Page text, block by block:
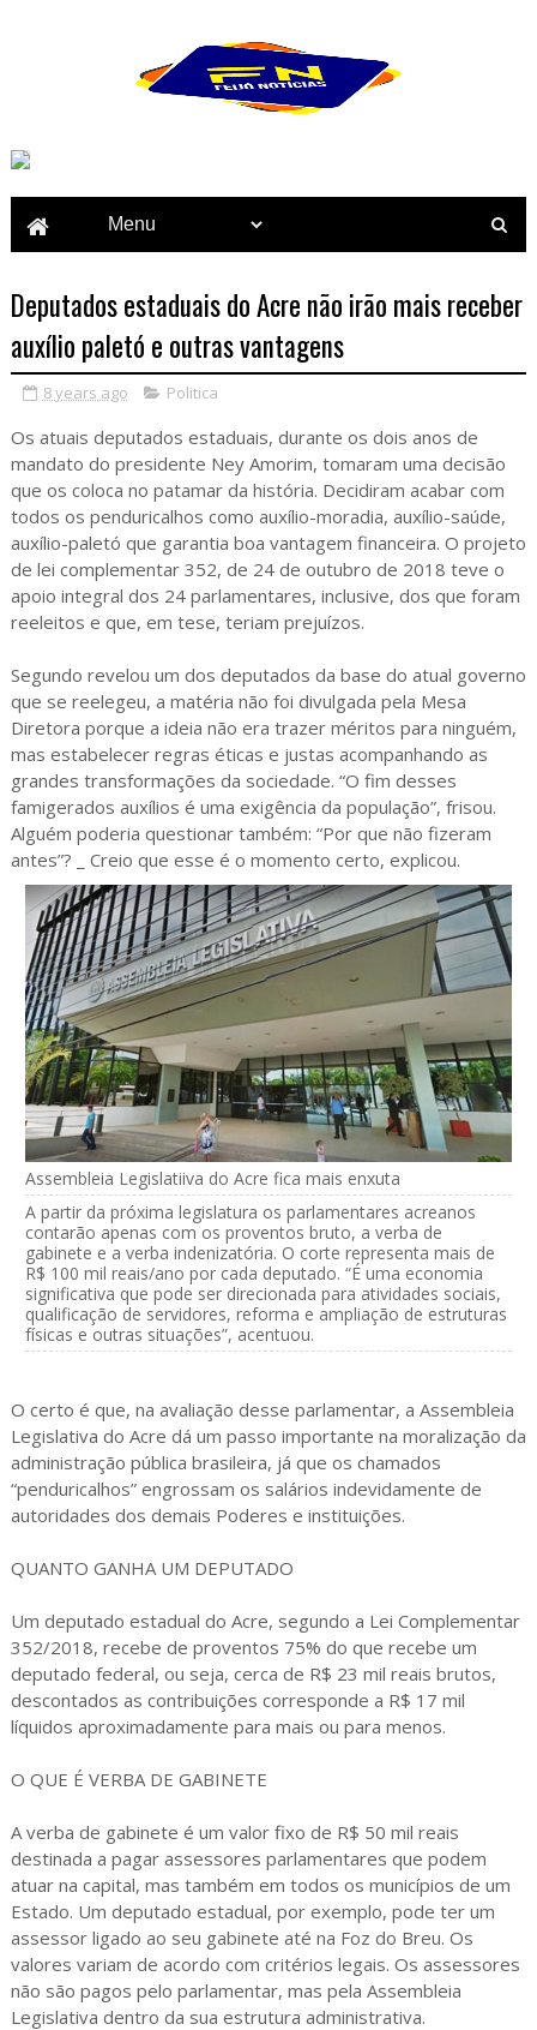
Deputados estaduais do Acre não irão mais receber
auxílio paletó e outras vantagens
8 years ago Politica
Os atuais deputados estaduais, durante os dois anos de
mandato do presidente Ney Amorim, tomaram uma decisão
que os coloca no patamar da história. Decidiram acabar com
todos os penduricalhos como auxílio-moradia, auxílio-saúde,
auxílio-paletó que garantia boa vantagem financeira. O projeto
de lei complementar 352, de 24 de outubro de 2018 teve o
apoio integral dos 24 parlamentares, inclusive, dos que foram
reeleitos e que, em tese, teriam prejuízos.
Segundo revelou um dos deputados da base do atual governo
que se reelegeu, a matéria não foi divulgada pela Mesa
Diretora porque a ideia não era trazer méritos para ninguém,
mas estabelecer regras éticas e justas acompanhando as
grandes transformações da sociedade. “O fim desses
famigerados auxílios é uma exigência da população”, frisou.
Alguém poderia questionar também: “Por que não fizeram
antes”? _ Creio que esse é o momento certo, explicou.
Assembleia Legislatiiva do Acre fica mais enxuta
A partir da próxima legislatura os parlamentares acreanos
contarão apenas com os proventos bruto, a verba de
gabinete e a verba indenizatória. O corte representa mais de
R$ 100 mil reais/ano por cada deputado. “É uma economia
significativa que pode ser direcionada para atividades sociais,
qualificação de servidores, reforma e ampliação de estruturas
físicas e outras situações”, acentuou.
O certo é que, na avaliação desse parlamentar, a Assembleia
Legislativa do Acre dá um passo importante na moralização da
administração pública brasileira, já que os chamados
“penduricalhos” engrossam os salários indevidamente de
autoridades dos demais Poderes e instituições.
QUANTO GANHA UM DEPUTADO
Um deputado estadual do Acre, segundo a Lei Complementar
352/2018, recebe de proventos 75% do que recebe um
deputado federal, ou seja, cerca de R$ 23 mil reais brutos,
descontados as contribuições corresponde a R$ 17 mil
líquidos aproximadamente para mais ou para menos.
O QUE É VERBA DE GABINETE
A verba de gabinete é um valor fixo de R$ 50 mil reais
destinada a pagar assessores parlamentares que podem
atuar na capital, mas também em todos os municípios de um
Estado. Um deputado estadual, por exemplo, pode ter um
assessor ligado ao seu gabinete até na Foz do Breu. Os
valores variam de acordo com critérios legais. Os assessores
não são pagos pelo parlamentar, mas pela Assembleia
Legislativa dentro da sua estrutura administrativa.